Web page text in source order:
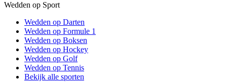
Wedden op Sport
Wedden op Darten
Wedden op Formule 1
Wedden op Boksen
Wedden op Hockey
Wedden op Golf
Wedden op Tennis
Bekijk alle sporten